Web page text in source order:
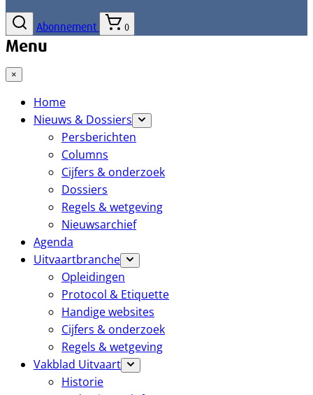
Abonnement 0
Menu
×
Home
Nieuws & Dossiers
Persberichten
Columns
Cijfers & onderzoek
Dossiers
Regels & wetgeving
Nieuwsarchief
Agenda
Uitvaartbranche
Opleidingen
Protocol & Etiquette
Handige websites
Cijfers & onderzoek
Regels & wetgeving
Vakblad Uitvaart
Historie